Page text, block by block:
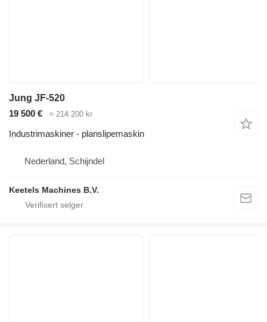
Jung JF-520
19 500 €
≈ 214 200 kr
Industrimaskiner - planslipemaskin
Nederland, Schijndel
Keetels Machines B.V.